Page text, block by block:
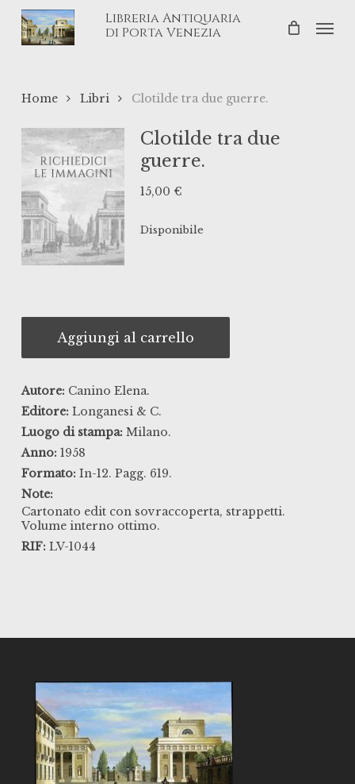
Skip
Libreria Antiquaria
di Porta Venezia
Home Libri Clotilde tra due guerre.
Clotilde tra due
guerre.
15,00 €
Disponibile
Aggiungi al carrello
Autore: Canino Elena.
Editore: Longanesi & C.
Luogo di stampa: Milano.
Anno: 1958
Formato: In-12. Pagg. 619.
Note:
Cartonato edit con sovraccoperta, strappetti.
Volume interno ottimo.
RIF: LV-1044